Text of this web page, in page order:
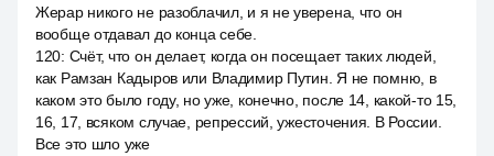
Жерар никого не разоблачил, и я не уверена, что он
вообще отдавал до конца себе.
120: Счёт, что он делает, когда он посещает таких людей,
как Рамзан Кадыров или Владимир Путин. Я не помню, в
каком это было году, но уже, конечно, после 14, какой-то 15,
16, 17, всяком случае, репрессий, ужесточения. В России.
Все это шло уже